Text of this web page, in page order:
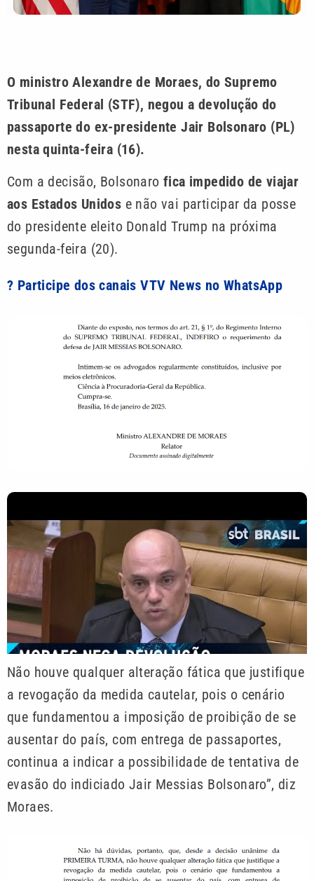
O ministro Alexandre de Moraes, do Supremo
Tribunal Federal (STF), negou a devolução do
passaporte do ex-presidente Jair Bolsonaro (PL)
nesta quinta-feira (16).
Com a decisão, Bolsonaro fica impedido de viajar
aos Estados Unidos e não vai participar da posse
do presidente eleito Donald Trump na próxima
segunda-feira (20).
? Participe dos canais VTV News no WhatsApp
Não houve qualquer alteração fática que justifique
a revogação da medida cautelar, pois o cenário
que fundamentou a imposição de proibição de se
ausentar do país, com entrega de passaportes,
continua a indicar a possibilidade de tentativa de
evasão do indiciado Jair Messias Bolsonaro”, diz
Moraes.